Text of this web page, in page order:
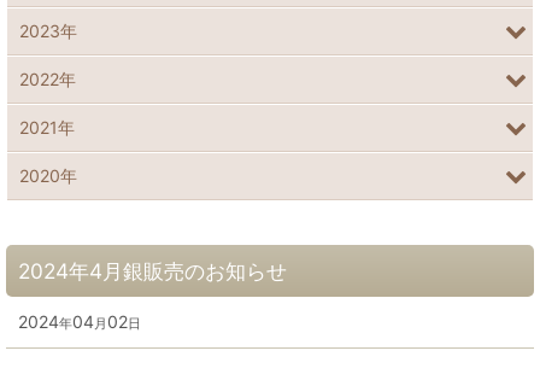
2024年4月銀販売のお知らせ
2024年04月 02日
2023年
2022年
2021年
2020年